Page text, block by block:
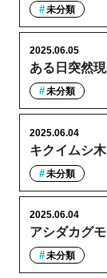
未分類
ある日突然
2025.06.05
未分類
キクイムシ
2025.06.04
未分類
アシダカグ
2025.06.04
未分類